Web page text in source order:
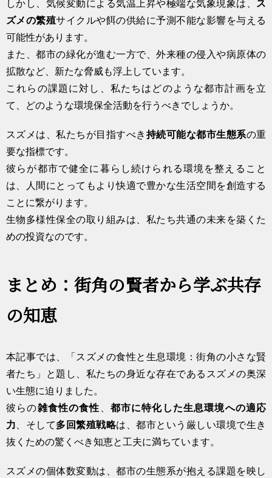
しかし、気候変動による気温上昇や極端な気象現象は、 ス
ズメの繁殖サイクルや餌の供給に予測不能な影響を与える
可能性があります。
また、都市の緑化が進む一方で、外来種の侵入や病原体の
拡散など、新たな脅威も浮上しています。
これらの課題に対し、私たちはどのような都市計画を立
て、どのような環境保全活動を行うべきでしょうか。
スズメは、私たちが目指すべき 持続可能な都市生態系の重
要な指標です。
彼らが都市で健全に暮らし続けられる環境を整えること
は、人間にとってもより快適で豊かな生活空間を創造する
ことに繋がります。
生物多様性保全の取り組みは、私たち共通の未来を築くた
めの投資なのです。
まとめ：街角の賢者から学ぶ共存
の知恵
本記事では、「スズメの食性と生息環境：街角の小さな賢
者たち」と題し、私たちの身近な存在であるスズメの奥深
い生態に迫りました。
彼らの雑食性の食性
都市に特化した生息環境への適応
力 、そして多回繁殖戦略は、都市という厳しい環境で生き
抜くための驚くべき知恵と工夫に満ちています。
スズメの個体数変動は、都市の生態系が抱える課題を映し